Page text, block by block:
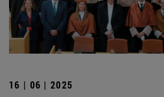
16 | 06 | 2025